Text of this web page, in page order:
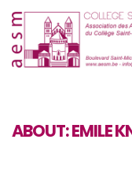
ABOUT:EMILE